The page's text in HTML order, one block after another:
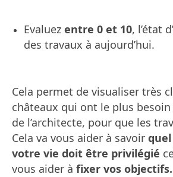
Evaluez entre 0 et 10, l’état
des travaux à aujourd’hui.
Cela permet de visualiser très
châteaux qui ont le plus
de l’architecte, pour que les
Cela va vous aider à savoir
votre vie doit être privilégié
vous aider à fixer vos objectifs.